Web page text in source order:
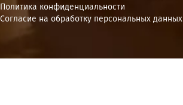
Политика конфиденциальности
Согласие на обработку персональных данных